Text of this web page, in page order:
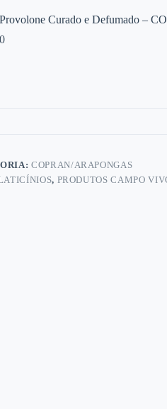
Curado e Defumado –
COPRAN/ARAPONGAS
, PRODUTOS CAMPO